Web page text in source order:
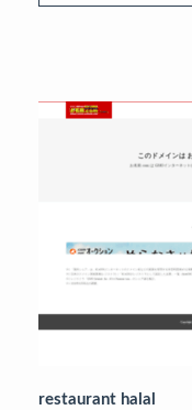
restaurant halal